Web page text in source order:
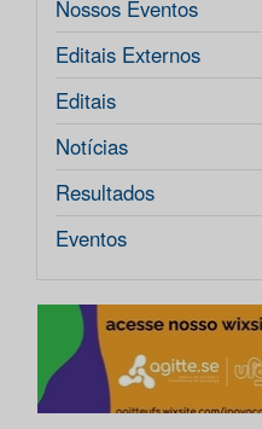
Nossos Eventos
Editais Externos
Editais
Notícias
Resultados
Eventos